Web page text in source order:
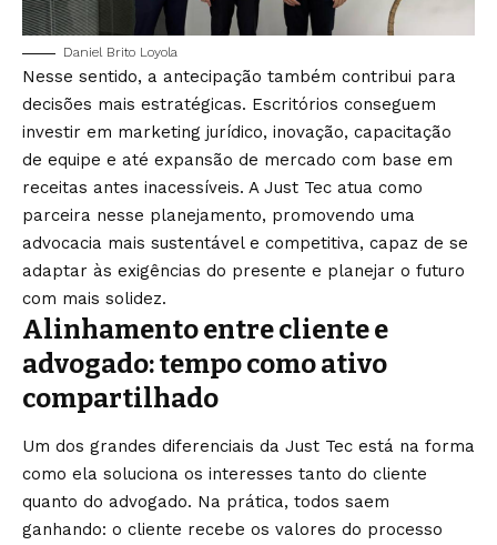
Daniel Brito Loyola
Nesse sentido, a antecipação também contribui para
decisões mais estratégicas. Escritórios conseguem
investir em marketing jurídico, inovação, capacitação
de equipe e até expansão de mercado com base em
receitas antes inacessíveis. A Just Tec atua como
parceira nesse planejamento, promovendo uma
advocacia mais sustentável e competitiva, capaz de se
adaptar às exigências do presente e planejar o futuro
com mais solidez.
Alinhamento entre cliente e
advogado: tempo como ativo
compartilhado
Um dos grandes diferenciais da Just Tec está na forma
como ela soluciona os interesses tanto do cliente
quanto do advogado. Na prática, todos saem
ganhando: o cliente recebe os valores do processo